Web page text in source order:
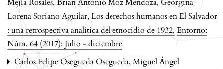
Mejía Rosales, Brian Antonio Moz Mendoza, Georgina
Lorena Soriano Aguilar, Los derechos humanos en El Salvador
: una retrospectiva analítica del etnocidio de 1932, Entorno:
Núm. 64 (2017): Julio - diciembre
Carlos Felipe Osegueda Osegueda, Miguel Ángel